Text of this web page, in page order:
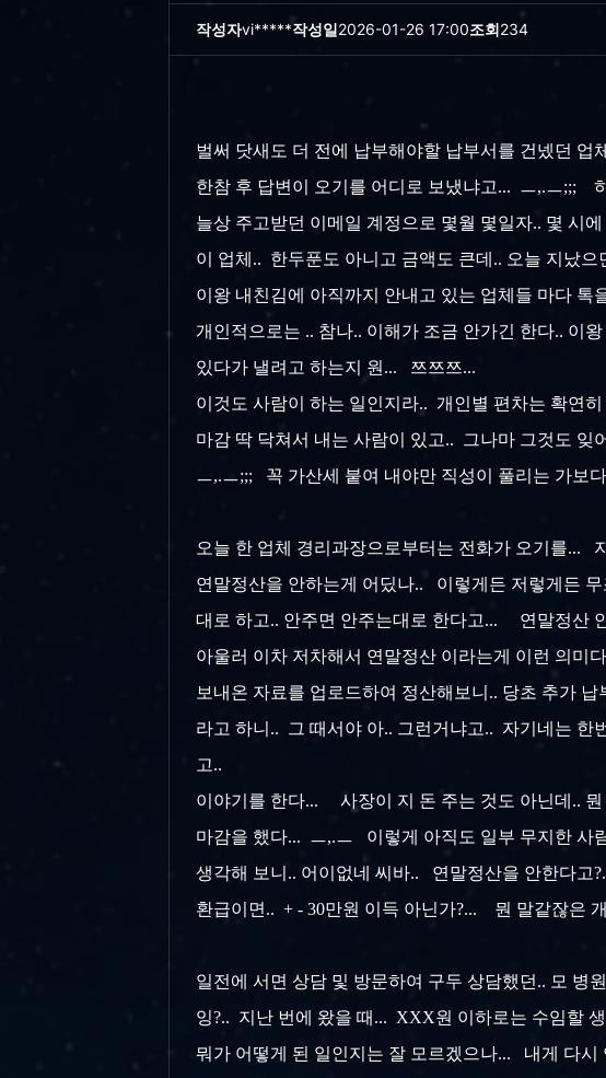
작성자vi*****작성일2026-01-26 17:00조회234
벌써 닷새도 더 전에 납부해야할 납부서를 건넸던
한참 후 답변이 오기를 어디로 보냈냐고... ㅡ,.ㅡ;;;
늘상 주고받던 이메일 계정으로 몇월 몇일자.. 몇
이 업체.. 한두푼도 아니고 금액도 큰데.. 오늘 지났
이왕 내친김에 아직까지 안내고 있는 업체들 마다 톡
개인적으로는 .. 참나.. 이해가 조금 안가긴 한다.. 이
있다가 낼려고 하는지 원... 쯔쯔쯔...
이것도 사람이 하는 일인지라.. 개인별 편차는 확연
마감 딱 닥쳐서 내는 사람이 있고.. 그나마 그것도 잊
ㅡ,.ㅡ;;; 꼭 가산세 붙여 내야만 직성이 풀리는 가보
오늘 한 업체 경리과장으로부터는 전화가 오기를...
연말정산을 안하는게 어딨나.. 이렇게든 저렇게든
대로 하고.. 안주면 안주는대로 한다고... 연말정산
아울러 이차 저차해서 연말정산 이라는게 이런 의미
보내온 자료를 업로드하여 정산해보니.. 당초 추가
라고 하니.. 그 때서야 아.. 그런거냐고.. 자기네는 한
고..
이야기를 한다... 사장이 지 돈 주는 것도 아닌데..
마감을 했다... ㅡ,.ㅡ 이렇게 아직도 일부 무지한 사
생각해 보니.. 어이없네 씨바.. 연말정산을 안한다고
환급이면.. + - 30만원 이득 아닌가?... 뭔 말같잖은
일전에 서면 상담 및 방문하여 구두 상담했던.. 모
잉?.. 지난 번에 왔을 때... XXX원 이하로는 수임할
뭐가 어떻게 된 일인지는 잘 모르겠으나... 내게 다